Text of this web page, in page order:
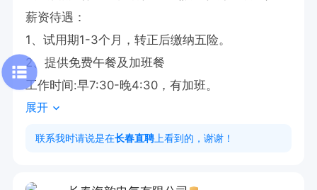
薪资待遇：
1、试用期1-3个月，转正后缴纳五险。
2、提供免费午餐及加班餐
工作时间:早7:30-晚4:30，有加班。
展开
联系我时请说是在长春直聘 上看到的，谢谢！